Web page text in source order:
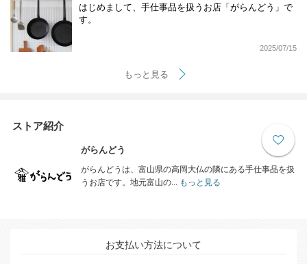
はじめまして、手仕事品を扱うお店「がらんどう」で
す。
2025/07/15
もっと見る
ストア紹介
がらんどう
がらんどうは、富山県の高岡大仏の隣にある手仕事品を扱
うお店です。地元富山の...
もっと見る
お支払い方法について